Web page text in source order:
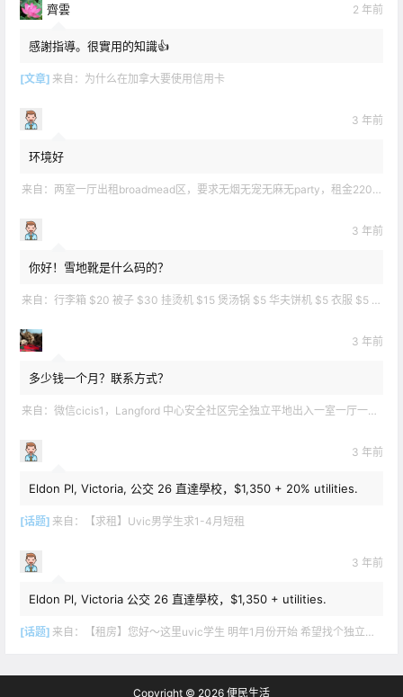
齊雲 2 年前
感謝指導。很實用的知識👍
[文章] 来自： 为什么在加拿大要使用信用卡
3 年前
环境好
来自： 两室一厅出租broadmead区，要求无烟无宠无麻无party，租金2200不包水电有意短信联系2508858496
3 年前
你好！雪地靴是什么码的？
来自： 行李箱 $20 被子 $30 挂烫机 $15 煲汤锅 $5 华夫饼机 $5 衣服 $5 雪地靴 $10 滑雪手套 $10 宜家衣物收纳 .
3 年前
多少钱一个月？联系方式？
来自： 微信cicis1，Langford 中心安全社区完全独立平地出入一室一厅一书房步行5分钟到公车站和商业圈 有后花园和.
3 年前
Eldon Pl, Victoria, 公交 26 直達學校，$1,350 + 20% utilities.
[话题] 来自： 【求租】Uvic男学生求1-4月短租
3 年前
Eldon Pl, Victoria 公交 26 直達學校，$1,350 + utilities.
[话题] 来自： 【租房】您好～这里uvic学生 明年1月份开始 希望找个独立出入的 爱干净 谢谢！
Copyright © 2026 便民生活